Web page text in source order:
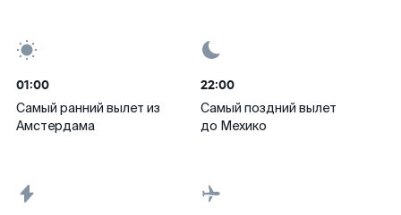
01:00
Самый ранний вылет из
Амстердама
22:00
Самый поздний вылет
до Мехико